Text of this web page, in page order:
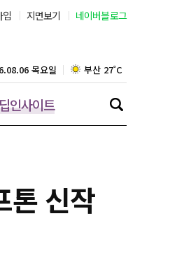
지면보기 네이버블로그
인사이트
목요일 대구 24˚C
인천 28˚C
울산 24˚C
톤 신작